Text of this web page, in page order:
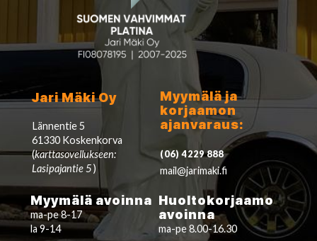
Jari Mäki Oy
Lännentie 5
61330 Koskenkorva
(karttasovellukseen:
Lasipajantie 5)
Myymälä ja
korjaamon
ajanvaraus:
(06) 4229 888
mail@jarimaki.fi
Myymälä avoinna
ma-pe 8-17
la 9-14
Huoltokorjaamo
avoinna
ma-pe 8.00-16.30